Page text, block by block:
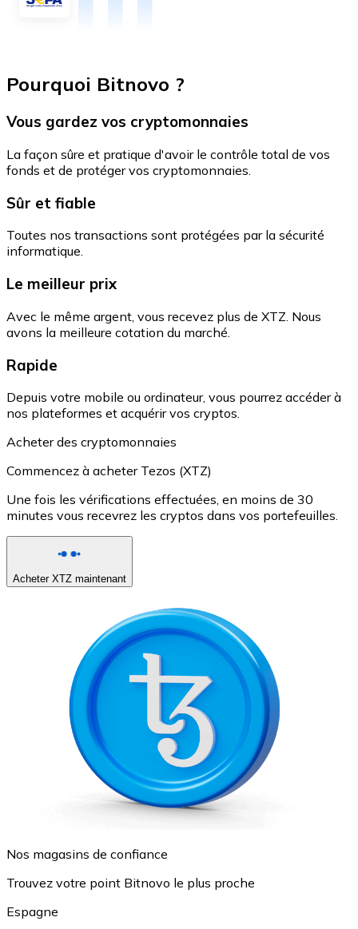
Pourquoi Bitnovo ?
Vous gardez vos cryptomonnaies
La façon sûre et pratique d'avoir le contrôle total de vos
fonds et de protéger vos cryptomonnaies.
Sûr et fiable
Toutes nos transactions sont protégées par la sécurité
informatique.
Le meilleur prix
Avec le même argent, vous recevez plus de XTZ. Nous
avons la meilleure cotation du marché.
Rapide
Depuis votre mobile ou ordinateur, vous pourrez accéder à
nos plateformes et acquérir vos cryptos.
Acheter des cryptomonnaies
Commencez à acheter Tezos (XTZ)
Une fois les vérifications effectuées, en moins de 30
minutes vous recevrez les cryptos dans vos portefeuilles.
Acheter XTZ maintenant
Nos magasins de confiance
Trouvez votre point Bitnovo le plus proche
Espagne